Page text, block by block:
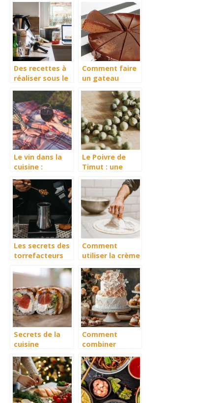
preparation des
potatoes
maison avec
une friteuse
trappeur ?
Des recettes à
réaliser sous le
Comment faire
un gateau
chocolat ?
Le vin dans la
cuisine :
notions à
retenir
Le Poivre de
Timut : une
d’aromes en
provenance du
Nepal
Les secrets des
torrefacteurs
les traditions et
les saveurs
locales
Comment
utiliser la crème
recettes
originales :
astuces et
idées
gourmandes
Secrets de la
cuisine
ingrédients de
l’épicerie à
l’assiette
Comment
combiner
saveurs dans la
pâtisserie